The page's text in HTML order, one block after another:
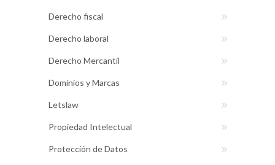
Derecho fiscal
Derecho laboral
Derecho Mercantil
Dominios y Marcas
Letslaw
Propiedad Intelectual
Protección de Datos